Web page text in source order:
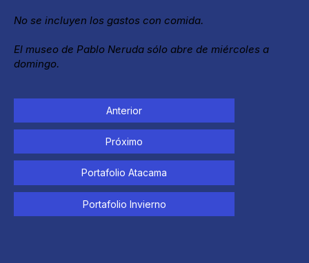
No se incluyen los gastos con comida.
El museo de Pablo Neruda sólo abre de miércoles a
domingo.
Anterior
Próximo
Portafolio Atacama
Portafolio Invierno